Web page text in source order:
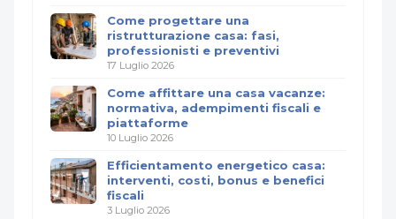
Come progettare una
ristrutturazione casa: fasi,
professionisti e preventivi
17 Luglio 2026
Come affittare una casa vacanze:
normativa, adempimenti fiscali e
piattaforme
10 Luglio 2026
Efficientamento energetico casa:
interventi, costi, bonus e benefici
fiscali
3 Luglio 2026